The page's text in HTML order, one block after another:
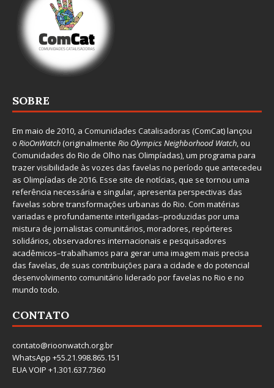
SOBRE
Em maio de 2010, a Comunidades Catalisadoras (ComCat) lançou
o RioOnWatch(originalmente Rio Olympics Neighborhood Watch, ou
Comunidades do Rio de Olho nas Olimpíadas), um programa para
trazer visibilidade às vozes das favelas no período que antecedeu
as Olimpíadas de 2016. Esse site de notícias, que se tornou uma
referência necessária e singular, apresenta perspectivas das
favelas sobre transformações urbanas do Rio. Com matérias
variadas e profundamente interligadas–produzidas por uma
mistura de jornalistas comunitários, moradores, repórteres
solidários, observadores internacionais e pesquisadores
acadêmicos–trabalhamos para gerar uma imagem mais precisa
das favelas, de suas contribuições para a cidade e do potencial
desenvolvimento comunitário liderado por favelas no Rio e no
mundo todo.
CONTATO
contato@rioonwatch.org.br
WhatsApp +55.21.998.865.151
EUA VOIP +1.301.637.7360